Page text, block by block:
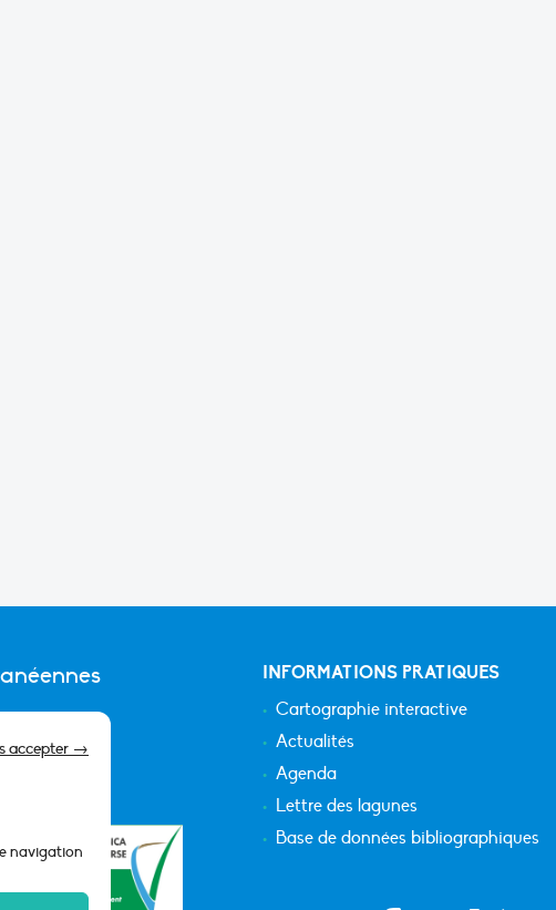
navigation
accepter →
INFORMATIONS PRATIQUES
Cartographie interactive
Actualités
Agenda
Lettre des lagunes
Base de données bibliographiques